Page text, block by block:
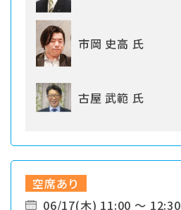
市岡 史高 氏
古屋 武範 氏
空席あり
06/17(木) 11:00 ～ 12:30